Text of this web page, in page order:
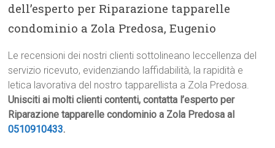
dell’esperto per Riparazione tapparelle
condominio a Zola Predosa, Eugenio
Le recensioni dei nostri clienti sottolineano leccellenza del
servizio ricevuto, evidenziando laffidabilità, la rapidità e
letica lavorativa del nostro tapparellista a Zola Predosa.
Unisciti ai molti clienti contenti, contatta l’esperto per
Riparazione tapparelle condominio a Zola Predosa al
0510910433.